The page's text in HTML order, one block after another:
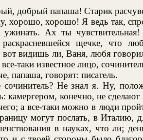
добрый папаша! Старик
хорошо, хорошо! Я ведь так,
ужинать. Ах ты
щечке, что
видишь ли, Ваня, любя
таки известное лицо,
папаша, говорят: писатель.
Не знал я. Ну,
камергером, конечно, не
а все-таки можно в люди
могут послать, в Италию,
в науках, что ли;